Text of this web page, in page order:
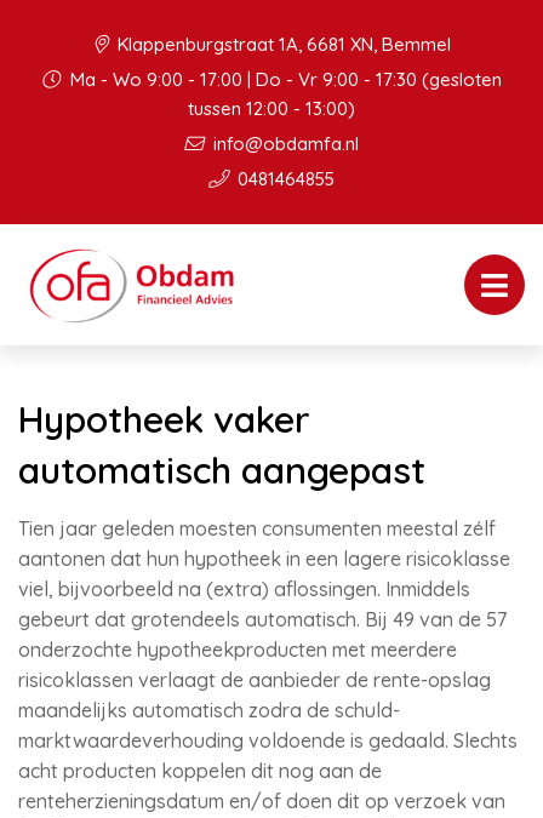
Klappenburgstraat 1A, 6681 XN, Bemmel
Ma - Wo 9:00 - 17:00 | Do - Vr 9:00 - 17:30 (gesloten
tussen 12:00 - 13:00)
info@obdamfa.nl
0481464855
Hypotheek vaker
automatisch aangepast
Tien jaar geleden moesten consumenten meestal zélf
aantonen dat hun hypotheek in een lagere risicoklasse
viel, bijvoorbeeld na (extra) aflossingen. Inmiddels
gebeurt dat grotendeels automatisch. Bij 49 van de 57
onderzochte hypotheekproducten met meerdere
risicoklassen verlaagt de aanbieder de rente-opslag
maandelijks automatisch zodra de schuld-
marktwaardeverhouding voldoende is gedaald. Slechts
acht producten koppelen dit nog aan de
renteherzieningsdatum en/of doen dit op verzoek van